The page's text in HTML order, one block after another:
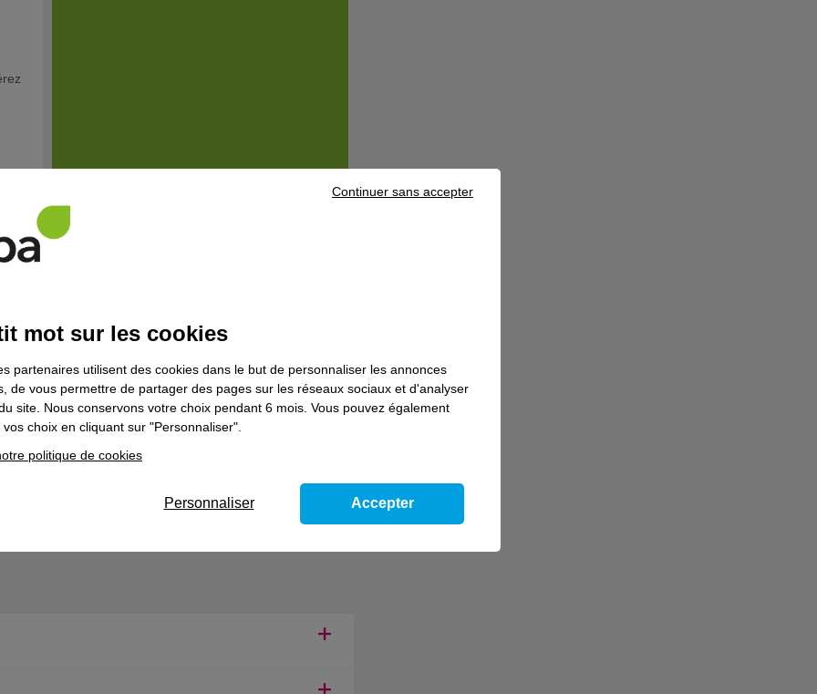
2025
plus >
mot sur les cookies
partenaires utilisent des cookies dans le but de personnaliser les annonces
de vous permettre de partager des pages sur les réseaux sociaux et d'analyser
site. Nous conservons votre choix pendant 6 mois. Vous pouvez également
choix en cliquant sur "Personnaliser".
politique de cookies
Continuer sans accepter
Personnaliser Accepter